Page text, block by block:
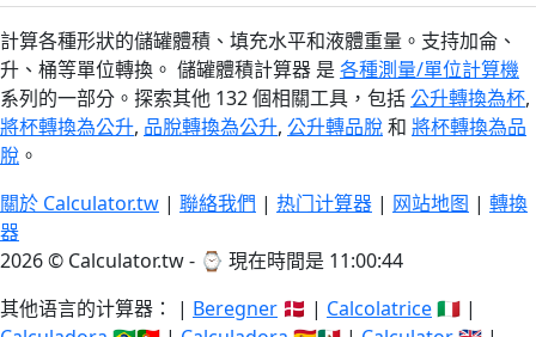
計算各種形狀的儲罐體積、填充水平和液體重量。支持加侖、
升、桶等單位轉換。 儲罐體積計算器 是 各種測量/單位計算機
系列的一部分。探索其他 132 個相關工具，包括公升轉換為杯,
將杯轉換為公升, 品脫轉換為公升, 公升轉品脫和 將杯轉換為品
脫 。
關於 Calculator.tw | 聯絡我們 | 热门计算器 | 网站地图 | 轉換
器
2026 © Calculator.tw - ⌚ 現在時間是 11:00:45
其他语言的计算器： | Beregner 🇩🇰 | Calcolatrice🇮🇹 |